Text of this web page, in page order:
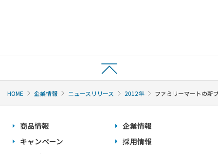
HOME 企業情報 ニュースリリース 2012年 ファミリーマートの新
商品情報
キャンペーン
企業情報
採用情報